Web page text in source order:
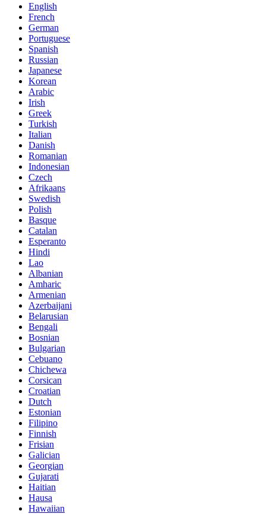
English
French
German
Portuguese
Spanish
Russian
Japanese
Korean
Arabic
Irish
Greek
Turkish
Italian
Danish
Romanian
Indonesian
Czech
Afrikaans
Swedish
Polish
Basque
Catalan
Esperanto
Hindi
Lao
Albanian
Amharic
Armenian
Azerbaijani
Belarusian
Bengali
Bosnian
Bulgarian
Cebuano
Chichewa
Corsican
Croatian
Dutch
Estonian
Filipino
Finnish
Frisian
Galician
Georgian
Gujarati
Haitian
Hausa
Hawaiian